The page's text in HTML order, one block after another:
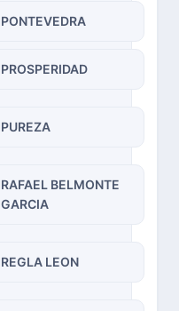
PONTEVEDRA
PROSPERIDAD
PUREZA
RAFAEL BELMONTE
GARCIA
REGLA LEON